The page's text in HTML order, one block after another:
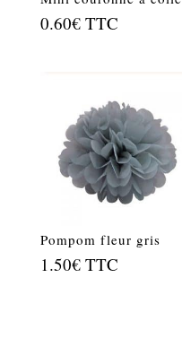
0.60€ TTC
Pompom fleur gris
1.50€ TTC